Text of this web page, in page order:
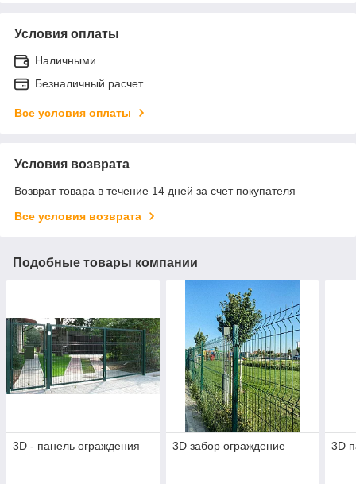
Условия оплаты
Наличными
Безналичный расчет
Все условия оплаты
Условия возврата
Возврат товара в течение 14 дней за счет покупателя
Все условия возврата
Подобные товары компании
3D - панель ограждения 3D забор ограждение 3D